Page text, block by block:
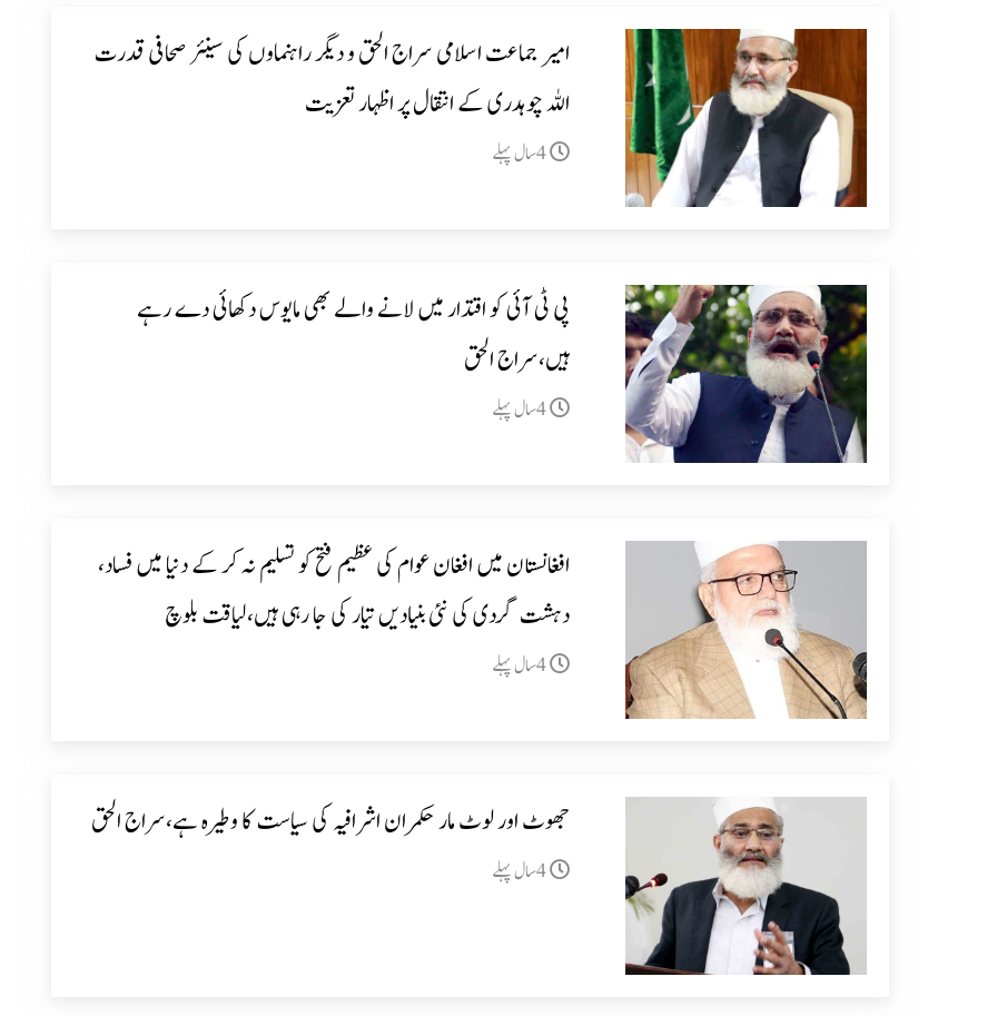
امیر جماعت اسلامی سراج الحق و دیگر راہنماوں کی سینئر صحافی قدرت
اللہ چوہدری کے انتقال پر اظہار تعزیت
پی ٹی آئی کو اقتدار میں لانے والے بھی مایوس دکھائی دے رہے
ہیں،سراج الحق
افغانستان میں افغان عوام کی عظیم فتح کو تسلیم نہ کر کے دنیا میں فساد،
دہشت گردی کی نئی بنیادیں تیار کی جا رہی ہیں،لیاقت بلوچ
جھوٹ اور لوٹ مار حکمران اشرافیہ کی سیاست کا وطیرہ ہے،سراج الحق